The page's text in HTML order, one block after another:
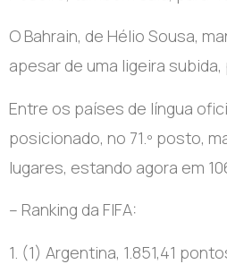
O Bahrain, de Hélio Sousa,
apesar de uma ligeira subida,
Entre os países de língua
posicionado, no 71.º posto,
lugares, estando agora em
– Ranking da FIFA:
1. (1) Argentina, 1.851,41